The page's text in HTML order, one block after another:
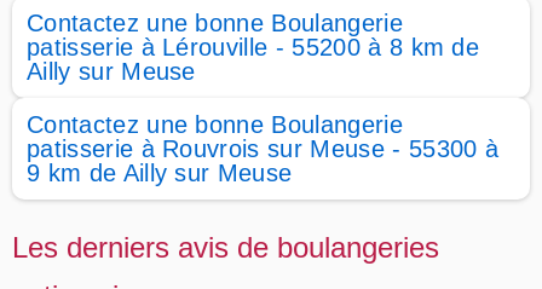
Contactez une bonne Boulangerie
patisserie à Lérouville - 55200 à 8 km de
Ailly sur Meuse
Contactez une bonne Boulangerie
patisserie à Rouvrois sur Meuse - 55300 à
9 km de Ailly sur Meuse
Les derniers avis de boulangeries